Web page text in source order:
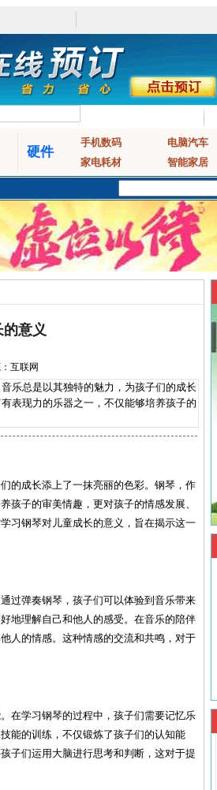
硬件
手机数码
电脑汽车
家电耗材
智能家居
意义
互联网
总是以其独特的魅力，为孩子们的成长
表现力的乐器之一，不仅能够培养孩子的
的成长添上了一抹亮丽的色彩。钢琴，作
孩子的审美情趣，更对孩子的情感发展、
习钢琴对儿童成长的意义，旨在揭示这一
过弹奏钢琴，孩子们可以体验到音乐带来
地理解自己和他人的感受。在音乐的陪伴
人的情感。这种情感的交流和共鸣，对于
在学习钢琴的过程中，孩子们需要记忆乐
能的训练，不仅锻炼了孩子们的认知能
子们运用大脑进行思考和判断，这对于提